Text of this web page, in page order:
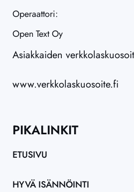
Operaattori:
Open Text Oy
Asiakkaiden
www.verkkolaskuosoite.fi
PIKALINKIT
ETUSIVU
HYVÄ ISÄNNÖINTI